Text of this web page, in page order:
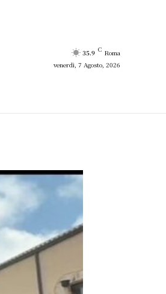
35.9 C Roma
venerdì, 7 Agosto, 2026